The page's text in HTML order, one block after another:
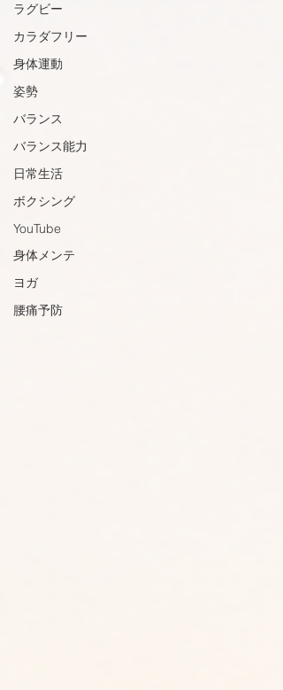
ラグビー
カラダフリー
身体運動
姿勢
バランス
バランス能力
日常生活
ボクシング
YouTube
身体メンテ
ヨガ
腰痛予防